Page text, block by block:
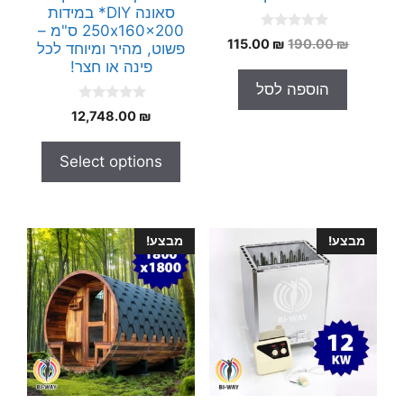
0
o
o
5
190.00₪
המחיר
היה:
190.00 ₪.
115.00 ₪
המחיר
הוספה לסל
סאונה DIY* במידות
250x160x200 ס"מ –
פשוט, מהיר ומיוחד לכל
פינה או חצר!
0
o
o
5
12,748.00 ₪
Select options
מבצע! מבצע!